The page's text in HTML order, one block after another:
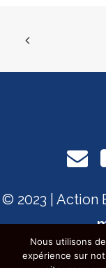
© 2023 | Action
Nous utilisons
expérience sur